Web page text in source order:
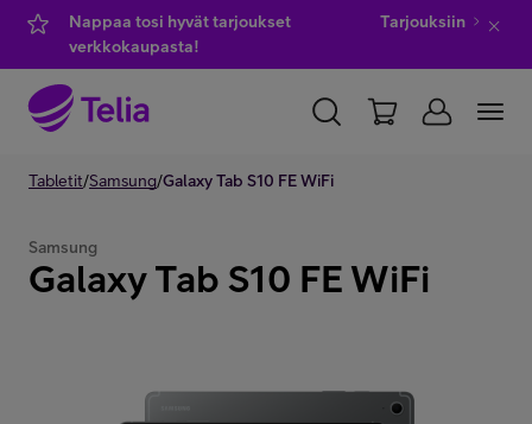
Nappaa tosi hyvät tarjoukset
verkkokaupasta!
Tarjouksiin
YKSITYISILLE YRITYKSILLE WHOLESALE
Tabletit/Samsung/Galaxy Tab S10 FE WiFi
Samsung
Galaxy Tab S10 FE WiFi